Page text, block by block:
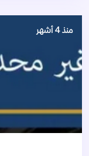
منذ 4 أشهر